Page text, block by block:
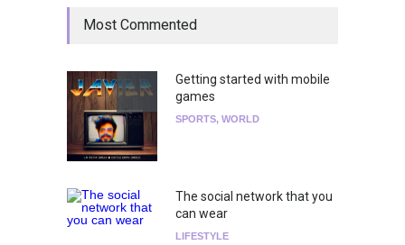
Most Commented
Getting started with mobile
games
SPORTS, WORLD
The social network that you
can wear
LIFESTYLE